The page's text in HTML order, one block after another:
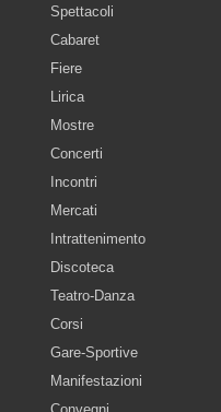
Spettacoli
Cabaret
Fiere
Lirica
Mostre
Concerti
Incontri
Mercati
Intrattenimento
Discoteca
Teatro-Danza
Corsi
Gare-Sportive
Manifestazioni